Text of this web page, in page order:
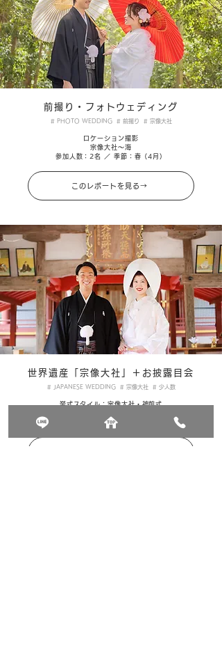
前撮り・フォトウェディング
# PHOTO WEDDING # 前撮り # 宗像大社
ロケーション撮影
宗像大社～海
参加人数：2名 ／ 季節：春（4月）
このレポートを見る→
世界遺産「宗像大社」＋お披露目会
# JAPANESE WEDDING # 宗像大社 # 少人数
挙式スタイル：宗像大社・神前式
参列人数：50名 ／ 季節：春（4月）